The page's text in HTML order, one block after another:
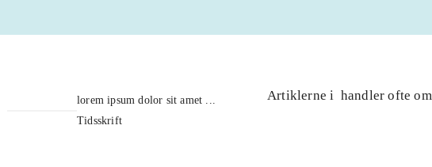
lorem ipsum dolor sit amet ...
Tidsskrift
Artiklerne i handler ofte om